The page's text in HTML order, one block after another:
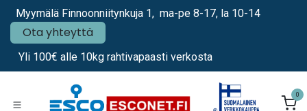
Siirry sisältöön
Myymälä Finnoonniitynkuja 1, ma-pe 8-17, la 10-14
Ota yhteyttä
Yli 100€ alle 10kg rahtivapaasti verkosta
0